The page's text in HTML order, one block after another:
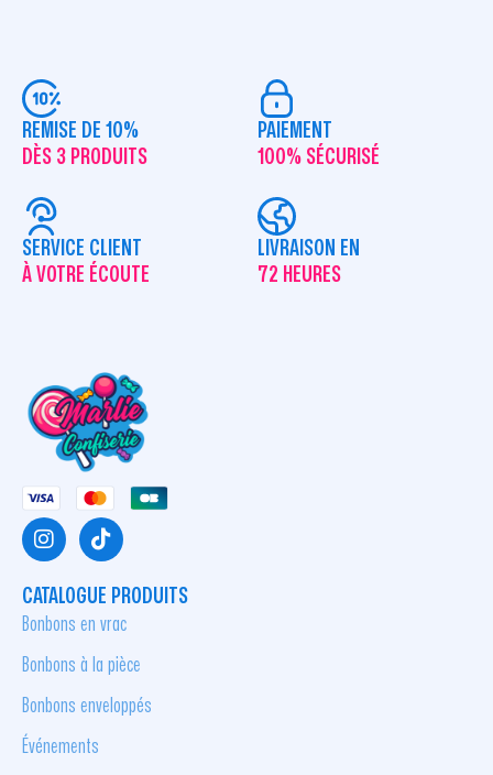
REMISE DE 10%
DÈS 3 PRODUITS
PAIEMENT
100% SÉCURISÉ
SERVICE CLIENT
À VOTRE ÉCOUTE
LIVRAISON EN
72 HEURES
CATALOGUE PRODUITS
Bonbons en vrac
Bonbons à la pièce
Bonbons enveloppés
Événements